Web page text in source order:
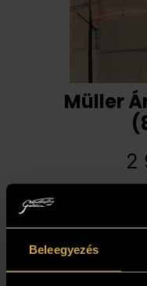
Beleegyezés
Müller
2